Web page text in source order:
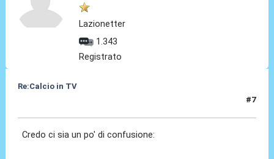
Lazionetter
1.343
Registrato
Re:Calcio in TV
#7
Credo ci sia un po' di confusione: